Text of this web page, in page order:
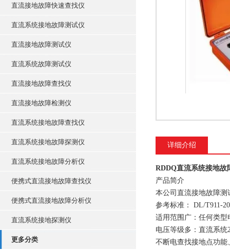
直流接地故障快速查找仪
直流系统接地故障测试仪
直流接地故障测试仪
直流系统故障测试仪
直流接地故障查找仪
直流接地故障检测仪
直流系统接地故障查找仪
直流系统接地故障探测仪
直流系统接地故障分析仪
便携式直流接地故障查找仪
便携式直流接地故障分析仪
直流系统接地探测仪
更多分类
详细介绍
RDDQ直流系统接地故
产品简介
本公司直流接地故障
参考标准： DL/T911-
适用范围广：任何类
电压等级多：直流系统
不断电查找接地点功